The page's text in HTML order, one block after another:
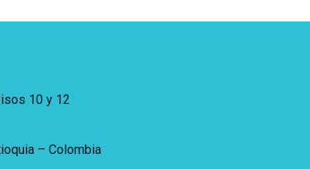
10 y 12
– Colombia